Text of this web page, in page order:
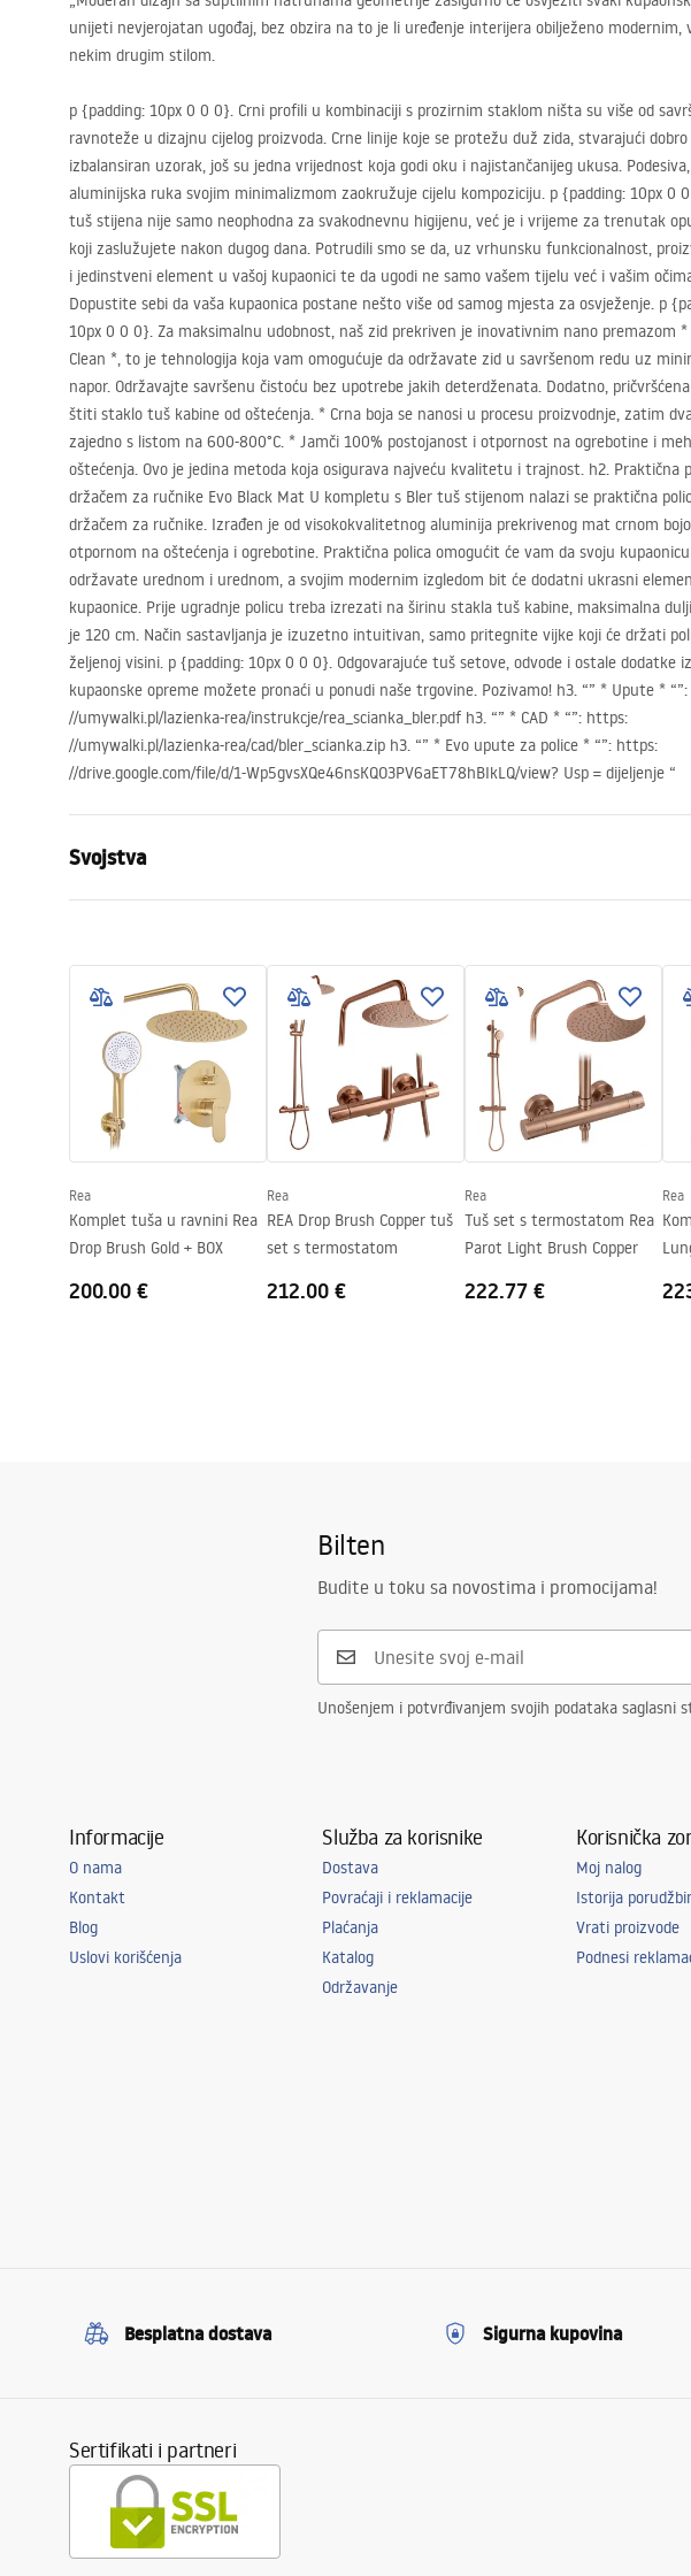
unijeti nevjerojatan ugođaj, bez obzira na to je li uređenje interijera obilježeno modernim,
nekim drugim stilom.
p {padding: 10px 0 0 0}. Crni profili u kombinaciji s prozirnim staklom ništa su više od
ravnoteže u dizajnu cijelog proizvoda. Crne linije koje se protežu duž zida, stvarajući dobro
izbalansiran uzorak, još su jedna vrijednost koja godi oku i najistančanijeg ukusa. Podesiva,
aluminijska ruka svojim minimalizmom zaokružuje cijelu kompoziciju. p {padding: 10px 0
tuš stijena nije samo neophodna za svakodnevnu higijenu, već je i vrijeme za trenutak
koji zaslužujete nakon dugog dana. Potrudili smo se da, uz vrhunsku funkcionalnost,
i jedinstveni element u vašoj kupaonici te da ugodi ne samo vašem tijelu već i vašim
Dopustite sebi da vaša kupaonica postane nešto više od samog mjesta za osvježenje. p
10px 0 0 0}. Za maksimalnu udobnost, naš zid prekriven je inovativnim nano premazom *
Clean *, to je tehnologija koja vam omogućuje da održavate zid u savršenom redu uz
napor. Održavajte savršenu čistoću bez upotrebe jakih deterdženata. Dodatno,
štiti staklo tuš kabine od oštećenja. * Crna boja se nanosi u procesu proizvodnje, zatim
zajedno s listom na 600-800°C. * Jamči 100% postojanost i otpornost na ogrebotine i
oštećenja. Ovo je jedina metoda koja osigurava najveću kvalitetu i trajnost. h2. Praktična
držačem za ručnike Evo Black Mat U kompletu s Bler tuš stijenom nalazi se praktična
držačem za ručnike. Izrađen je od visokokvalitetnog aluminija prekrivenog mat crnom
otpornom na oštećenja i ogrebotine. Praktična polica omogućit će vam da svoju kupaonicu
održavate urednom i urednom, a svojim modernim izgledom bit će dodatni ukrasni
kupaonice. Prije ugradnje policu treba izrezati na širinu stakla tuš kabine, maksimalna
je 120 cm. Način sastavljanja je izuzetno intuitivan, samo pritegnite vijke koji će držati
željenoj visini. p {padding: 10px 0 0 0}. Odgovarajuće tuš setove, odvode i ostale dodatke
kupaonske opreme možete pronaći u ponudi naše trgovine. Pozivamo! h3. “” * Upute *
//umywalki.pl/lazienka-rea/instrukcje/rea_scianka_bler.pdf h3. “” * CAD * “”: https:
//umywalki.pl/lazienka-rea/cad/bler_scianka.zip h3. “” * Evo upute za police * “”: https:
//drive.google.com/file/d/1-Wp5gvsXQe46nsKQO3PV6aET78hBIkLQ/view? Usp = dijeljenje “
Svojstva
Tip kabine
Walk-in
Boja stakla
Transparent 8mm
Seria
Smjer kabine
Univerzalan
Jamstvo
24 mjeseca
Rea
Komplet tuša u ravnini Rea
Drop Brush Gold + BOX
200.00 €
Rea
REA Drop Brush Copper tuš
set s termostatom
212.00 €
Rea
Tuš set s termostatom Rea
Parot Light Brush Copper
222.77 €
Rea
Bilten
Budite u toku sa novostima i promocijama!
Unošenjem i potvrđivanjem svojih podataka
Informacije
O nama
Kontakt
Blog
Uslovi korišćenja
Služba za korisnike
Dostava
Povraćaji i reklamacije
Plaćanja
Katalog
Održavanje
Korisnička
Moj nalog
Istorija
Vrati proizvode
Podnesi
Besplatna dostava Sigurna kupovina
Sertifikati i partneri